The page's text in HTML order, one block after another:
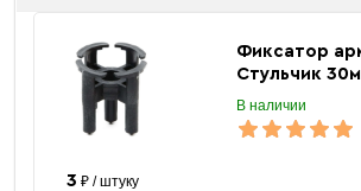
Фиксатор
Стульчик
В наличии
3 ₽ / штуку